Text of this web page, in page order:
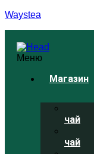
Waystea
Меню
Магазин
чай
чай